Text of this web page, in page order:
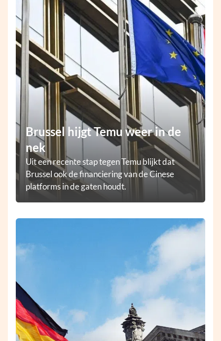
Brussel hijgt Temu weer in de
nek
Uit een recente stap tegen Temu blijkt dat
Brussel ook de financiering van de Cinese
platforms in de gaten houdt.